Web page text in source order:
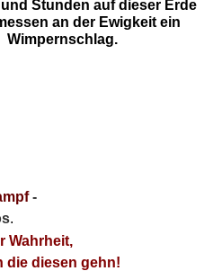
und Stunden auf dieser Erde
an der Ewigkeit ein
Wimpernschlag.
-
.
Wahrheit,
die diesen gehn!